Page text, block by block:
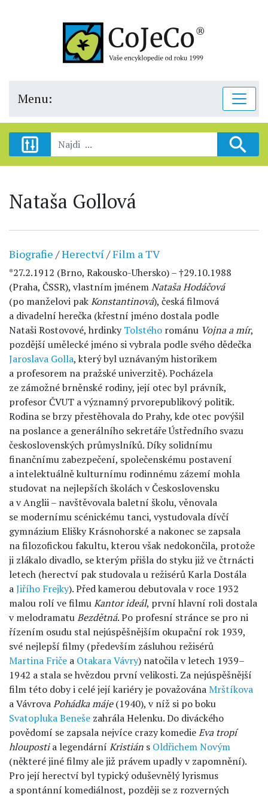
Menu:
Nataša Gollová
Biografie /Herectví/Film a TV
*27.2.1912 (Brno, Rakousko-Uhersko) – †29.10.1988
(Praha, ČSSR), vlastním jménemNataša Hodáčová
(po manželovi pakKonstantinová), česká filmová
a divadelní herečka (křestní jméno dostala podle
Nataši Rostovové, hrdinkyTolstého románu Vojna a mír,
pozdější umělecké jméno si vybrala podle svého dědečka
Jaroslava Golla, který byl uznávaným historikem
a profesorem na pražské univerzitě). Pocházela
ze zámožné brněnské rodiny, její otec byl právník,
profesor ČVUT a významný prvorepublikový politik.
Rodina se brzy přestěhovala do Prahy, kde otec povýšil
na poslance a generálního sekretáře Ústředního svazu
československých průmyslníků. Díky solidnímu
finančnímu zabezpečení, společenskému postavení
a intelektuálně kulturnímu rodinnému zázemí mohla
studovat na nejlepších školách v Československu
a v Anglii – navštěvovala baletní školu, věnovala
se modernímu scénickému tanci, vystudovala dívčí
gymnázium Elišky Krásnohorské a nakonec se zapsala
na filozofickou fakultu, kterou však nedokončila, protože
ji zlákalo divadlo, se kterým přišla do styku již ve čtrnácti
letech (herectví pak studovala u režisérů Karla Dostála
aJiřího Frejky). Před kamerou debutovala v roce 1932
malou rolí ve filmuKantor ideál, první hlavní roli dostala
v melodramatuBezdětná. Po profesní stránce se pro ni
řízením osudu stal nejúspěšnějším okupační rok 1939,
své nejlepší filmy (především zásluhou režisérů
Martina Friče a Otakara Vávry) natočila v letech 1939–
1942 a stala se hvězdou první velikosti. Za nejúspěšnější
film této doby i celé její kariéry je považovánaMrštíkova
a VávrovaPohádka máje(1940), v níž si po boku
Svatopluka Beneše zahrála Helenku. Do diváckého
povědomí se zapsala nejvíce crazy komedieEva tropí
hloupostia legendární Kristián s Oldřichem Novým
(některé jiné filmy ale již právem upadly v zapomnění).
Pro její herectví byl typický oduševnělý lyrismus
a spontánní komediálnost, později se z rozverných